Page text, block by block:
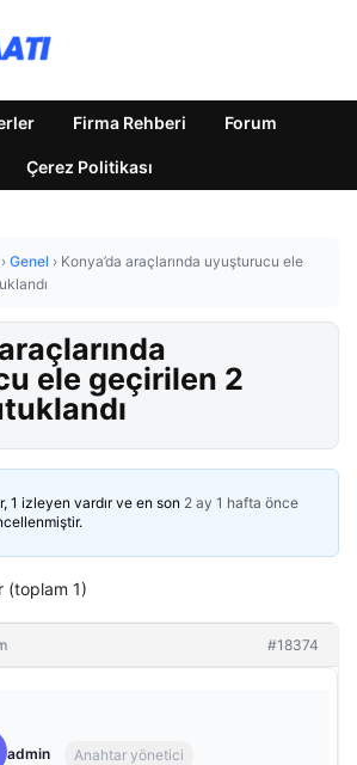
Firma Rehberi Forum
Çerez Politikası
› Genel › Konya’da araçlarında uyuşturucu ele
ele geçirilen 2
1 izleyen vardır ve en son 2 ay 1 hafta önce
(toplam 1)
#18374
admin Anahtar yönetici